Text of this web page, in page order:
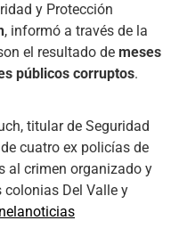
y Protección
, informó a través de la
el resultado de meses
públicos corruptos.
titular de Seguridad
cuatro ex policías de
al crimen organizado y
Del Valle y